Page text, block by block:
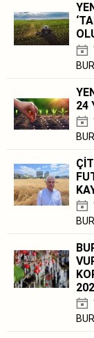
24